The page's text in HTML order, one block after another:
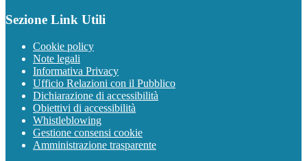
Sezione Link Utili
Cookie policy
Note legali
Informativa Privacy
Ufficio Relazioni con il Pubblico
Dichiarazione di accessibilità
Obiettivi di accessibilità
Whistleblowing
Gestione consensi cookie
Amministrazione trasparente